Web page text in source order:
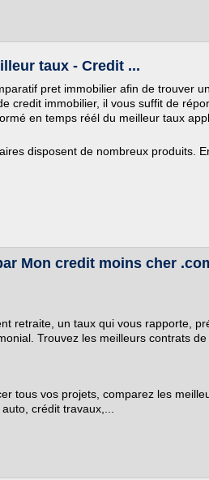
taux - Credit ...
pret immobilier afin de trouver
credit immobilier, il vous suffit de
en temps réél du meilleur taux
disposent de nombreux produits.
Mon credit moins cher
retraite, un taux qui vous rapporte,
Trouvez les meilleurs contrats de
tous vos projets, comparez les
crédit travaux,...